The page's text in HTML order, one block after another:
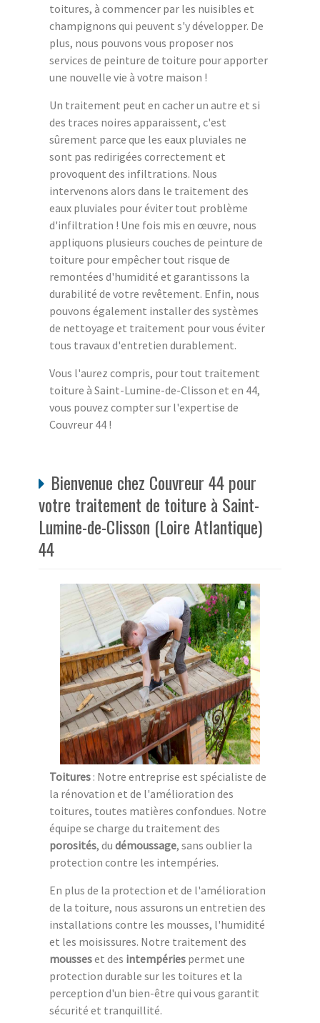
toitures, à commencer par les nuisibles et
champignons qui peuvent s'y développer. De
plus, nous pouvons vous proposer nos
services de peinture de toiture pour apporter
une nouvelle vie à votre maison !
Un traitement peut en cacher un autre et si
des traces noires apparaissent, c'est
sûrement parce que les eaux pluviales ne
sont pas redirigées correctement et
provoquent des infiltrations. Nous
intervenons alors dans le traitement des
eaux pluviales pour éviter tout problème
d'infiltration ! Une fois mis en œuvre, nous
appliquons plusieurs couches de peinture de
toiture pour empêcher tout risque de
remontées d'humidité et garantissons la
durabilité de votre revêtement. Enfin, nous
pouvons également installer des systèmes
de nettoyage et traitement pour vous éviter
tous travaux d'entretien durablement.
Vous l'aurez compris, pour tout traitement
toiture à Saint-Lumine-de-Clisson et en 44,
vous pouvez compter sur l'expertise de
Couvreur 44 !
Bienvenue chez Couvreur 44 pour
votre traitement de toiture à Saint-
Lumine-de-Clisson (Loire Atlantique)
44
Toitures : Notre entreprise est spécialiste de
la rénovation et de l'amélioration des
toitures, toutes matières confondues. Notre
équipe se charge du traitement des
porosités, du démoussage, sans oublier la
protection contre les intempéries.
En plus de la protection et de l'amélioration
de la toiture, nous assurons un entretien des
installations contre les mousses, l'humidité
et les moisissures. Notre traitement des
mousseset des intempéries permet une
protection durable sur les toitures et la
perception d'un bien-être qui vous garantit
sécurité et tranquillité.